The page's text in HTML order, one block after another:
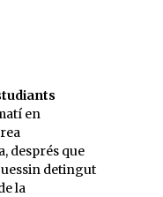
en
després que
detingut
la